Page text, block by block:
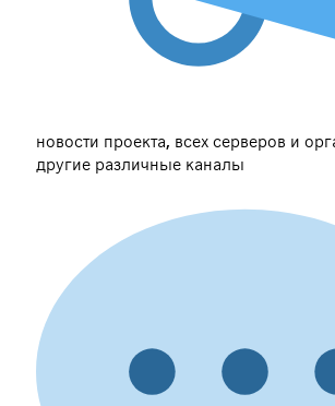
новости проекта, всех серверов и
другие различные каналы